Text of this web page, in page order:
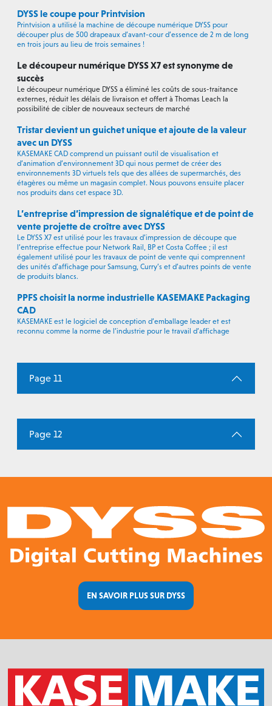
DYSS le coupe pour Printvision
Printvision a utilisé la machine de découpe numérique DYSS pour
découper plus de 500 drapeaux d’avant-cour d’essence de 2 m de long
en trois jours au lieu de trois semaines !
Le découpeur numérique DYSS X7 est synonyme de
succès
Le découpeur numérique DYSS a éliminé les coûts de sous-traitance
externes, réduit les délais de livraison et offert à Thomas Leach la
possibilité de cibler de nouveaux secteurs de marché
Tristar devient un guichet unique et ajoute de la valeur
avec un DYSS
KASEMAKE CAD comprend un puissant outil de visualisation et
d’animation d’environnement 3D qui nous permet de créer des
environnements 3D virtuels tels que des allées de supermarchés, des
étagères ou même un magasin complet. Nous pouvons ensuite placer
nos produits dans cet espace 3D.
L’entreprise d’impression de signalétique et de point de
vente projette de croître avec DYSS
Le DYSS X7 est utilisé pour les travaux d’impression de découpe que
l’entreprise effectue pour Network Rail, BP et Costa Coffee ; il est
également utilisé pour les travaux de point de vente qui comprennent
des unités d’affichage pour Samsung, Curry’s et d’autres points de vente
de produits blancs.
PPFS choisit la norme industrielle KASEMAKE Packaging
CAD
KASEMAKE est le logiciel de conception d’emballage leader et est
reconnu comme la norme de l’industrie pour le travail d’affichage
Page 11
Page 12
EN SAVOIR PLUS SUR DYSS